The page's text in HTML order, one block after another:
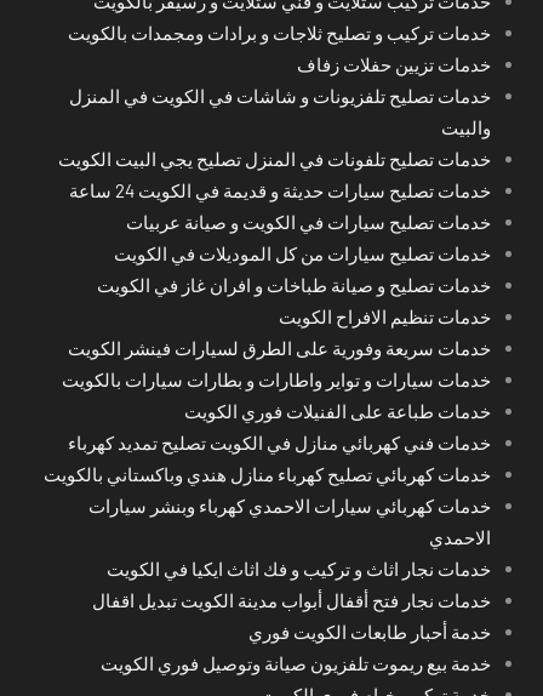
خدمات تركيب و تصليح ثلاجات و برادات ومجمدات بالكويت
خدمات تزيين حفلات زفاف
خدمات تصليح تلفزيونات و شاشات في الكويت في المنزل
والبيت
خدمات تصليح تلفونات في المنزل تصليح يجي البيت الكويت
خدمات تصليح سيارات حديثة و قديمة في الكويت 24 ساعة
خدمات تصليح سيارات في الكويت و صيانة عربيات
خدمات تصليح سيارات من كل الموديلات في الكويت
خدمات تصليح و صيانة طباخات و افران غاز في الكويت
خدمات تنظيم الافراح الكويت
خدمات سريعة وفورية على الطرق لسيارات فينشر الكويت
خدمات سيارات و تواير واطارات و بطارات سيارات بالكويت
خدمات طباعة على الفنيلات فوري الكويت
خدمات فني كهربائي منازل في الكويت تصليح تمديد كهرباء
خدمات كهربائي تصليح كهرباء منازل هندي وباكستاني بالكويت
خدمات كهربائي سيارات الاحمدي كهرباء وبنشر سيارات
الاحمدي
خدمات نجار اثاث و تركيب و فك اثاث ايكيا في الكويت
خدمات نجار فتح أقفال أبواب مدينة الكويت تبديل اقفال
خدمة أحبار طابعات الكويت فوري
خدمة بيع ريموت تلفزيون صيانة وتوصيل فوري الكويت